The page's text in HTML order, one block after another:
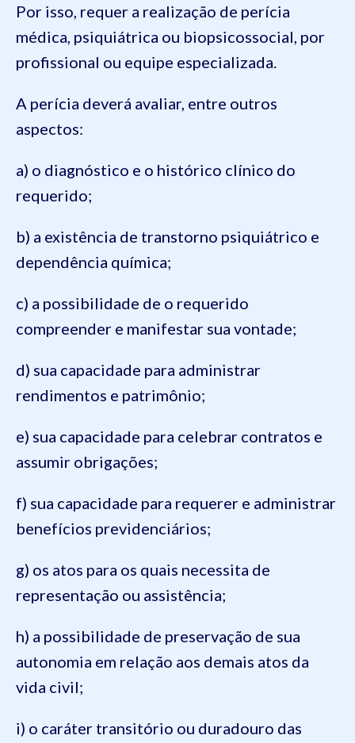
Por isso, requer a realização de perícia
médica, psiquiátrica ou biopsicossocial, por
profissional ou equipe especializada.
A perícia deverá avaliar, entre outros
aspectos:
a) o diagnóstico e o histórico clínico do
requerido;
b) a existência de transtorno psiquiátrico e
dependência química;
c) a possibilidade de o requerido
compreender e manifestar sua vontade;
d) sua capacidade para administrar
rendimentos e patrimônio;
e) sua capacidade para celebrar contratos e
assumir obrigações;
f) sua capacidade para requerer e administrar
benefícios previdenciários;
g) os atos para os quais necessita de
representação ou assistência;
h) a possibilidade de preservação de sua
autonomia em relação aos demais atos da
vida civil;
i) o caráter transitório ou duradouro das